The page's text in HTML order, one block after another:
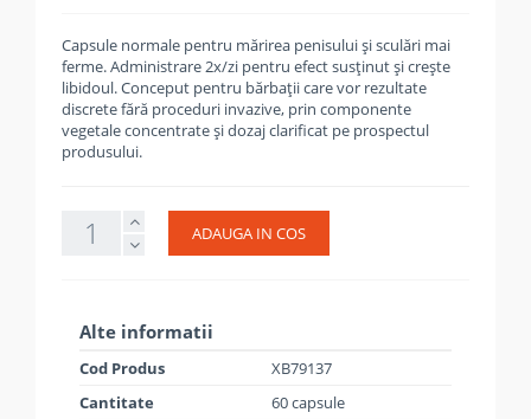
Capsule normale pentru mărirea penisului și sculări mai
ferme. Administrare 2x/zi pentru efect susținut și crește
libidoul. Conceput pentru bărbații care vor rezultate
discrete fără proceduri invazive, prin componente
vegetale concentrate și dozaj clarificat pe prospectul
produsului.
ADAUGA IN COS
Alte informatii
Cod Produs
XB79137
Cantitate
60 capsule